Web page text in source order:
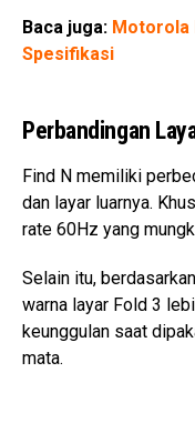
Baca juga: Motorola
Spesifikasi
Perbandingan
Find N memiliki
dan layar luarnya.
rate 60Hz yang
Selain itu,
warna layar Fold 3
keunggulan saat
mata.